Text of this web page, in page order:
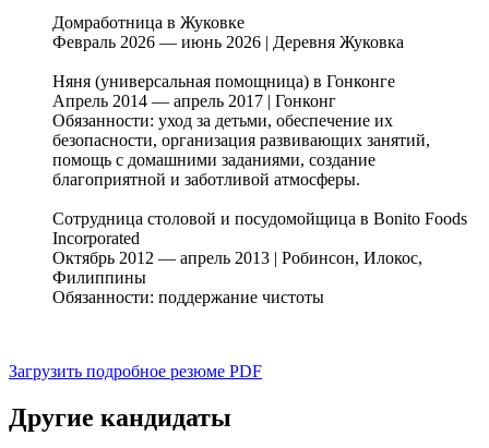
Домработница в Жуковке
Февраль 2026 — июнь 2026 | Деревня Жуковка
Няня (универсальная помощница) в Гонконге
Апрель 2014 — апрель 2017 | Гонконг
Обязанности: уход за детьми, обеспечение их
безопасности, организация развивающих занятий,
помощь с домашними заданиями, создание
благоприятной и заботливой атмосферы.
Сотрудница столовой и посудомойщица в Bonito Foods
Incorporated
Октябрь 2012 — апрель 2013 | Робинсон, Илокос,
Филиппины
Обязанности: поддержание чистоты
Загрузить подробное резюме PDF
Другие кандидаты